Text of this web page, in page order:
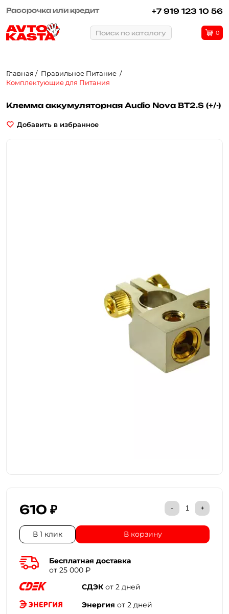
Рассрочка или кредит +7 919 123 10 56
Поиск по каталогу 0
Главная
Правильное Питание
Комплектующие для Питания
Клемма аккумуляторная Audio Nova BT2.S (+/-)
Добавить в избранное
610 ₽ - +
В 1 клик В корзину
Бесплатная доставка
от 25 000 ₽
СДЭК от 2 дней
Энергия от 2 дней